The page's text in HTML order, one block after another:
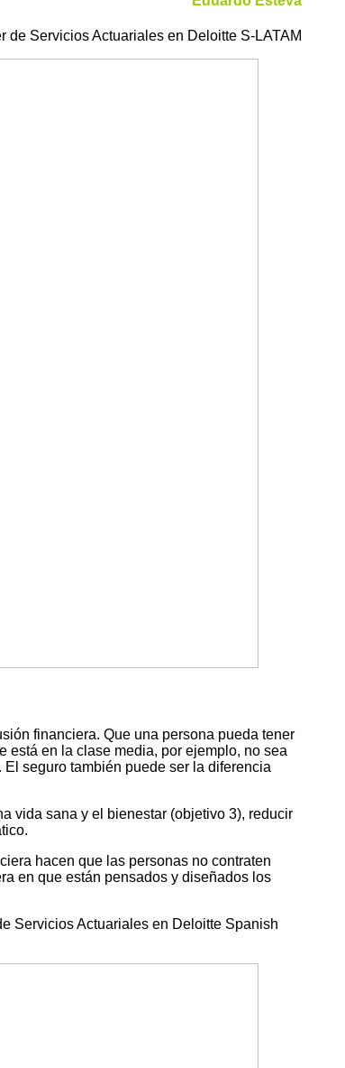
Servicios Actuariales en Deloitte S-LATAM
financiera. Que una persona pueda tener
está en la clase media, por ejemplo, no sea
seguro también puede ser la diferencia
vida sana y el bienestar (objetivo 3), reducir
hacen que las personas no contraten
en que están pensados y diseñados los
Servicios Actuariales en Deloitte Spanish